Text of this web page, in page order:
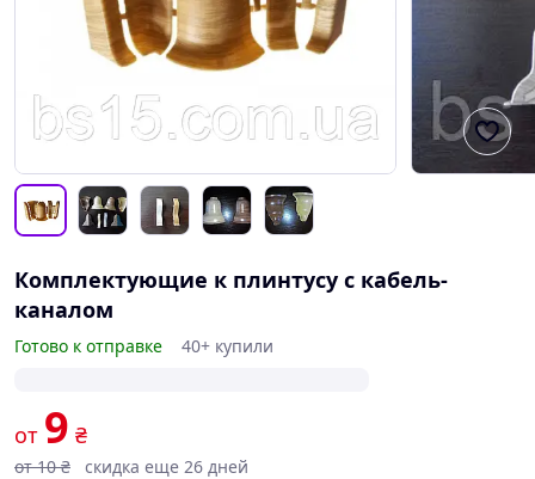
Комплектующие к плинтусу с кабель-
каналом
Готово к отправке 40+ купили
от 9 ₴
от 10 ₴
скидка еще 26 дней